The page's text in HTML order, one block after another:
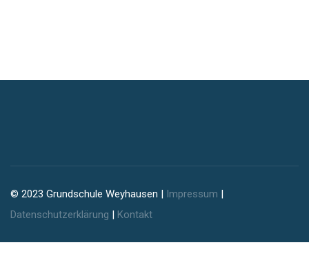
© 2023 Grundschule Weyhausen | Impressum |
Datenschutzerklärung | Kontakt